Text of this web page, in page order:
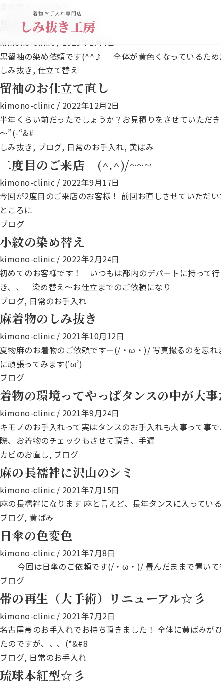
着物お手入れ専門店
しみ抜き工房
黒留袖の染め替え
kimono-clinic / 2023年2月4日
黒留袖の染め依頼です(^^♪ 全体が黄色くなっているた
しみ抜き, 仕立て替え
留袖のお仕立て直し
kimono-clinic / 2022年12月2日
半年くらい前だったでしょうか？お見積りをさせていた
～”(-“&#
しみ抜き, ブログ, 日常のお手入れ, 黄ばみ
二度目のご来店 (^.^)/~~~
kimono-clinic / 2022年9月17日
今回が2度目のご来店のお客様！ 前回お直しさせていた
ところに
ブログ
小紋の染め替え
kimono-clinic / 2022年2月24日
初めてのお客様です！ いつもは都内のデパートに持って
き、、 染め替え～お仕立までのご依頼になり
ブログ, 日常のお手入れ
麻着物のしみ抜き
kimono-clinic / 2021年10月12日
夏物麻のお着物のご依頼ですー(/・ω・)/ 写真撮るのを忘
に頑張ってみます(‘ω’)
ブログ
着物の環境ってやっぱタンスの中が大事
kimono-clinic / 2021年9月24日
キモノのお手入れって実はタンスのお手入れも大事って
際、お着物のチェックもさせて頂き、手遅
カビのお直し, ブログ
麻の長襦袢に沢山のシミ
kimono-clinic / 2021年7月15日
麻の長襦袢になります 麻と言えど、長年タンスに入っ
ブログ, 黄ばみ
日傘の色変色
kimono-clinic / 2021年7月8日
今回は日傘のご依頼です(/・ω・)/ 畳んだままで置いて
ブログ
帯の再生（大手術）リニューアル☆彡
kimono-clinic / 2021年7月2日
名古屋帯のお手入れでお持ち頂きました！ 全体に黄ばみ
たのですが、、、(*&#8
ブログ, 日常のお手入れ
琉球本紅型☆彡